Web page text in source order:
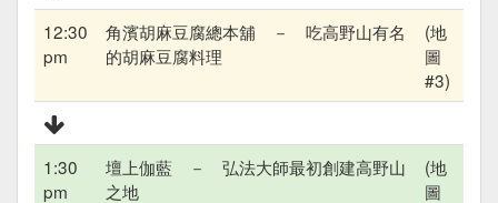
12:30
pm
角濱胡麻豆腐總本舖 － 吃高野山有名
的胡麻豆腐料理
(地
圖
#3)
1:30
pm
壇上伽藍 － 弘法大師最初創建高野山
之地
(地
圖